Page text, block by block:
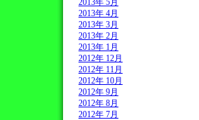
2013年 5月
2013年 4月
2013年 3月
2013年 2月
2013年 1月
2012年 12月
2012年 11月
2012年 10月
2012年 9月
2012年 8月
2012年 7月